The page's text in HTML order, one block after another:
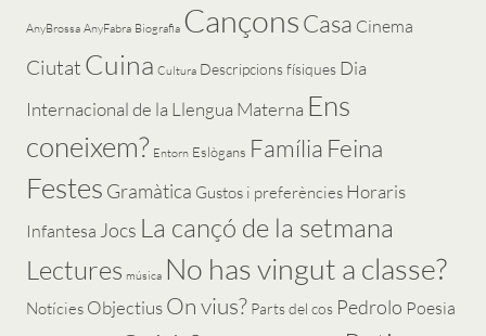
AnyBrossa AnyFabra Biografia CançonsCasa Cinema
Ciutat Cuina Cultura Descripcions físiques Dia
Internacional de la Llengua Materna Ens
coneixem? Entorn Eslògans Família Feina
Festes Gramàtica Gustos i preferències Horaris
Infantesa Jocs La cançó de la setmana
Lectures música No has vingut a classe?
Notícies ObjectiusOn vius? Parts del cos Pedrolo Poesia